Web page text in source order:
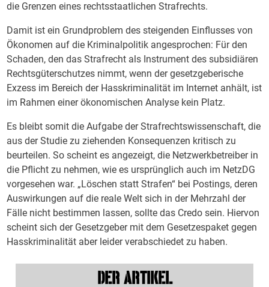
die Grenzen eines rechtsstaatlichen Strafrechts.
Damit ist ein Grundproblem des steigenden Einflusses von
Ökonomen auf die Kriminalpolitik angesprochen: Für den
Schaden, den das Strafrecht als Instrument des subsidiären
Rechtsgüterschutzes nimmt, wenn der gesetzgeberische
Exzess im Bereich der Hasskriminalität im Internet anhält, ist
im Rahmen einer ökonomischen Analyse kein Platz.
Es bleibt somit die Aufgabe der Strafrechtswissenschaft, die
aus der Studie zu ziehenden Konsequenzen kritisch zu
beurteilen. So scheint es angezeigt, die Netzwerkbetreiber in
die Pflicht zu nehmen, wie es ursprünglich auch im NetzDG
vorgesehen war. „Löschen statt Strafen“ bei Postings, deren
Auswirkungen auf die reale Welt sich in der Mehrzahl der
Fälle nicht bestimmen lassen, sollte das Credo sein. Hiervon
scheint sich der Gesetzgeber mit dem Gesetzespaket gegen
Hasskriminalität aber leider verabschiedet zu haben.
DER ARTIKEL